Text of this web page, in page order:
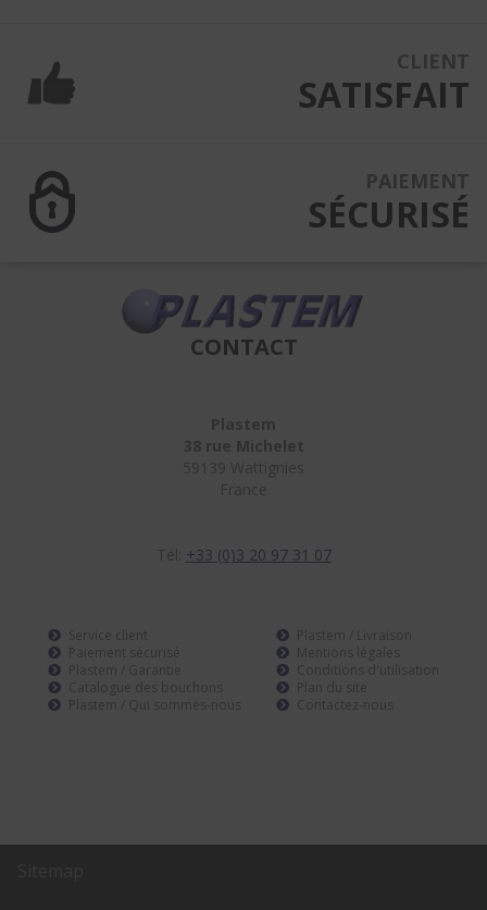
CLIENT
SATISFAIT
PAIEMENT
SÉCURISÉ
CONTACT
Plastem
38 rue Michelet
59139 Wattignies
France
Tél: +33 (0)3 20 97 31 07
Service client
Paiement sécurisé
Plastem / Garantie
Catalogue des bouchons
Plastem / Qui sommes-nous
Plastem / Livraison
Mentions légales
Conditions d'utilisation
Plan du site
Contactez-nous